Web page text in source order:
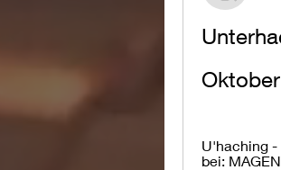
U'haching -
bei: